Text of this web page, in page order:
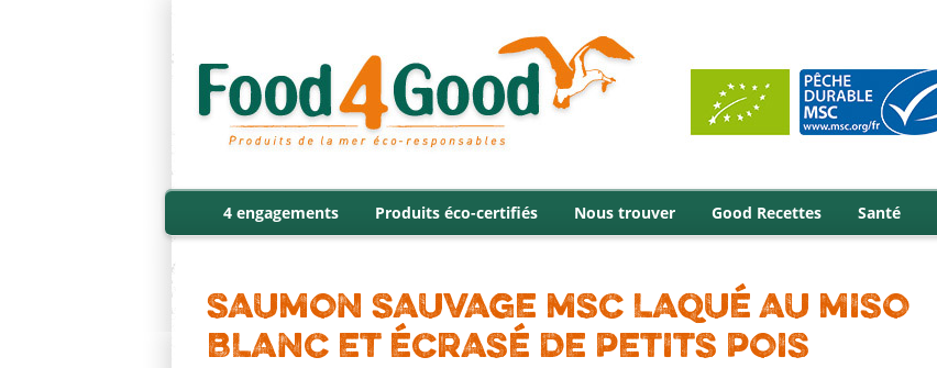
4 engagements Produits éco-certifiés Nous trouver Good Recettes Santé
SAUMON SAUVAGE MSC LAQUÉ AU MISO
BLANC ET ÉCRASÉ DE PETITS POIS